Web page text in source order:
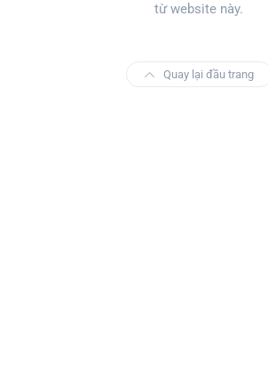
từ website này.
Quay lại đầu trang